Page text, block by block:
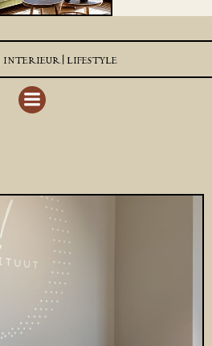
INTERIEUR | LIFESTYLE